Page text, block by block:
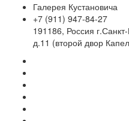
Галерея Кустановича
+7 (911) 947-84-27
191186, Россия
д.11 (второй двор